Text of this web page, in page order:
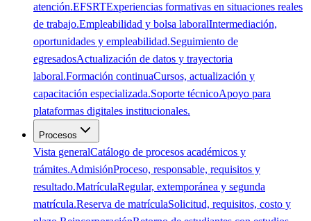
atención.EFSRTExperiencias formativas en situaciones reales
de trabajo.Empleabilidad y bolsa laboralIntermediación,
oportunidades y empleabilidad.Seguimiento de
egresadosActualización de datos y trayectoria
laboral.Formación continuaCursos, actualización y
capacitación especializada.Soporte técnicoApoyo para
plataformas digitales institucionales.
Procesos
Vista generalCatálogo de procesos académicos y
trámites.AdmisiónProceso, responsable, requisitos y
resultado.MatrículaRegular, extemporánea y segunda
matrícula.Reserva de matrículaSolicitud, requisitos, costo y